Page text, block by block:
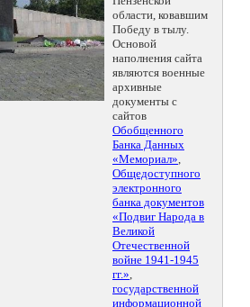
области, ковавшим
Победу в тылу.
Основой
наполнения сайта
являются военные
архивные
документы с
сайтов
Обобщенного
Банка Данных
«Мемориал»,
Общедоступного
электронного
банка документов
«Подвиг Народа в
Великой
Отечественной
войне 1941-1945
гг.»,
государственной
информационной